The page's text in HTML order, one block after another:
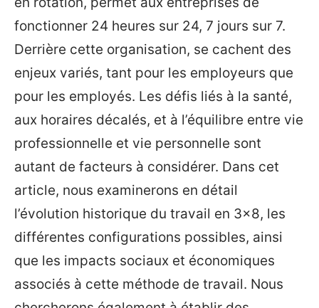
fonctionner 24 heures sur 24, 7 jours sur 7.
Derrière cette organisation, se cachent des
enjeux variés, tant pour les employeurs que
pour les employés. Les défis liés à la santé,
aux horaires décalés, et à l’équilibre entre vie
professionnelle et vie personnelle sont
autant de facteurs à considérer. Dans cet
article, nous examinerons en détail
l’évolution historique du travail en 3×8, les
différentes configurations possibles, ainsi
que les impacts sociaux et économiques
associés à cette méthode de travail. Nous